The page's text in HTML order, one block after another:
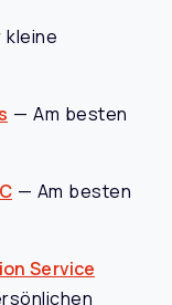
kleine
— Am besten
— Am besten
Service